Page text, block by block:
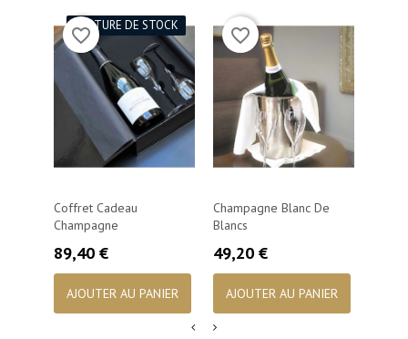
RUPTURE DE STOCK
Coffret Cadeau
Champagne
Prix
89,40 €
AJOUTER AU PANIER
favorite_border
Champagne Blanc De
Blancs
Prix
49,20 €
AJOUTER AU PANIER
favorite_border